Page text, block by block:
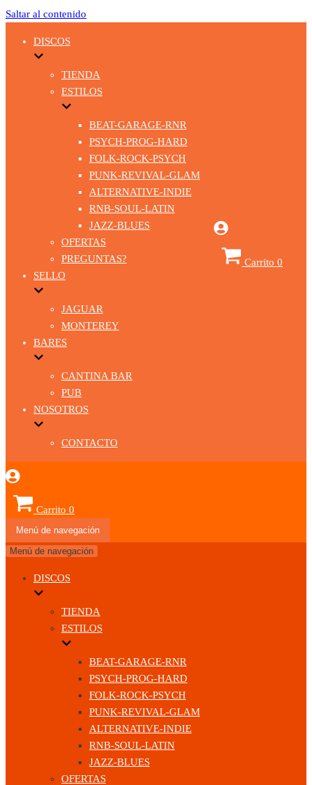
Saltar al contenido
DISCOS
TIENDA
ESTILOS
BEAT-GARAGE-RNR
PSYCH-PROG-HARD
FOLK-ROCK-PSYCH
PUNK-REVIVAL-GLAM
ALTERNATIVE-INDIE
RNB-SOUL-LATIN
JAZZ-BLUES
OFERTAS
PREGUNTAS?
SELLO
JAGUAR
MONTEREY
BARES
CANTINA BAR
PUB
NOSOTROS
CONTACTO
Carrito 0
Carrito 0
Menú de navegación
Menú de navegación
DISCOS
TIENDA
ESTILOS
BEAT-GARAGE-RNR
PSYCH-PROG-HARD
FOLK-ROCK-PSYCH
PUNK-REVIVAL-GLAM
ALTERNATIVE-INDIE
RNB-SOUL-LATIN
JAZZ-BLUES
OFERTAS